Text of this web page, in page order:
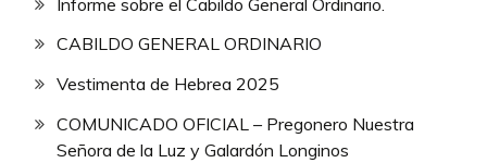
CABILDO GENERAL ORDINARIO
Vestimenta de Hebrea 2025
COMUNICADO OFICIAL – Pregonero Nuestra
Señora de la Luz y Galardón Longinos